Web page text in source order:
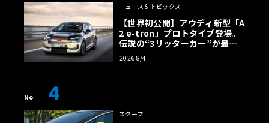
ニュース＆トピックス
【世界初公開】アウディ新型「A
2 e-tron」プロトタイプ登場。
伝説の“3リッターカー”が最高
効率エントリーBEVとして復活
【画像38枚】
2026 8/4
No 4
スクープ